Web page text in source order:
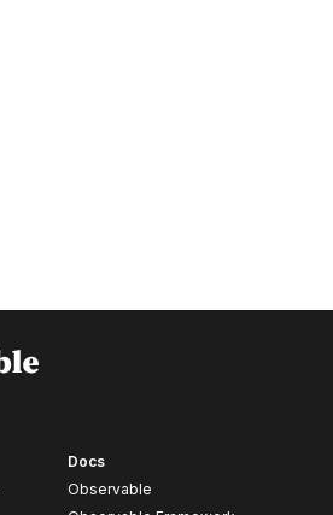
Docs
Observable